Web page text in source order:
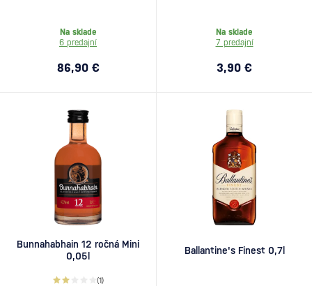
Na sklade
6 predajní
86,90 €
Na sklade
7 predajní
3,90 €
Bunnahabhain 12 ročná Mini
0,05l
(1)
Ballantine's Finest 0,7l